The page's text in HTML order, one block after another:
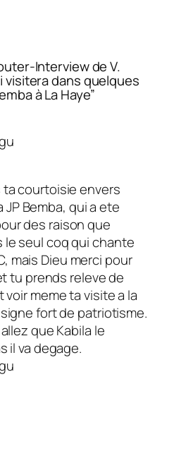
Interview de V.
visitera dans quelques
à La Haye”
courtoisie envers
JP Bemba, qui a ete
des raison que
le seul coq qui chante
mais Dieu merci pour
tu prends releve de
voir meme ta visite a la
fort de patriotisme.
que Kabila le
il va degage.